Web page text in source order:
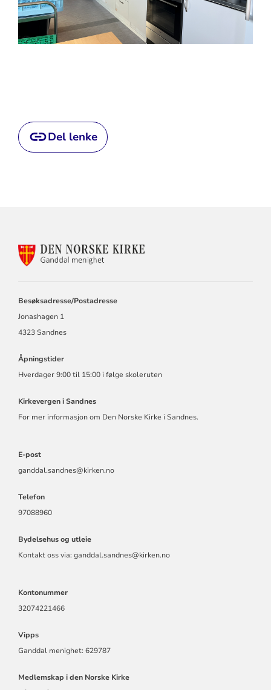
Del lenke
Besøksadresse/Postadresse
Jonashagen 1
4323 Sandnes
Åpningstider
Hverdager 9:00 til 15:00 i følge skoleruten
Kirkevergen i Sandnes
For mer informasjon om Den Norske Kirke i Sandnes.
E-post
ganddal.sandnes@kirken.no
Telefon
97088960
Bydelsehus og utleie
Kontakt oss via: ganddal.sandnes@kirken.no
Kontonummer
32074221466
Vipps
Ganddal menighet: 629787
Medlemskap i den Norske Kirke